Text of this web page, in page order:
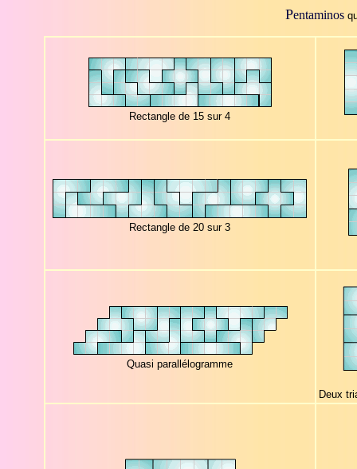
Pentaminos
Rectangle de 15 sur 4
Rectangle de 20 sur 3
Quasi parallélogramme
Deux